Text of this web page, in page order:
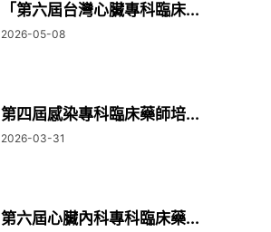
「第六屆台灣心臟專科臨床...
2026-05-08
第四屆感染專科臨床藥師培...
2026-03-31
第六屆心臟內科專科臨床藥...